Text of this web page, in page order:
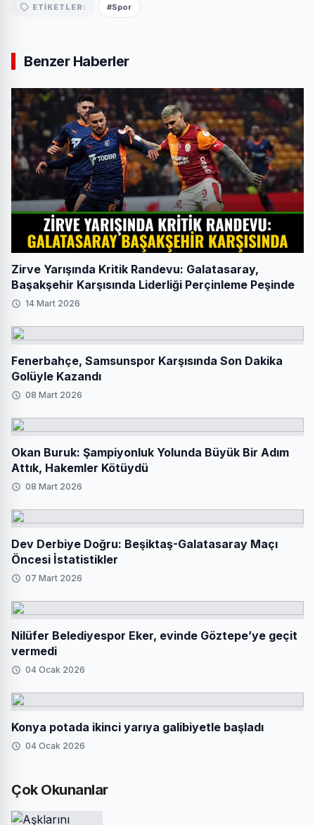
ETIKETLER: #Spor
Benzer Haberler
Zirve Yarışında Kritik Randevu: Galatasaray,
Başakşehir Karşısında Liderliği Perçinleme Peşinde
14 Mart 2026
Fenerbahçe, Samsunspor Karşısında Son Dakika
Golüyle Kazandı
08 Mart 2026
Okan Buruk: Şampiyonluk Yolunda Büyük Bir Adım
Attık, Hakemler Kötüydü
08 Mart 2026
Dev Derbiye Doğru: Beşiktaş-Galatasaray Maçı
Öncesi İstatistikler
07 Mart 2026
Nilüfer Belediyespor Eker, evinde Göztepe’ye geçit
vermedi
04 Ocak 2026
Konya potada ikinci yarıya galibiyetle başladı
04 Ocak 2026
Çok Okunanlar